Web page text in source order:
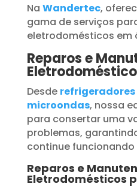
Na Wandertec,
gama de serviços
eletrodomésticos em
Reparos e
Desde refrigeradores
microondas, nossa
para consertar uma
problemas,
continue
Reparos e
Eletrodomésticos